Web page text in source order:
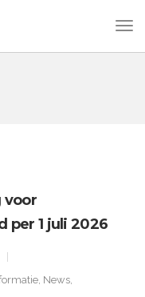
voor
per 1 juli 2026
, News,